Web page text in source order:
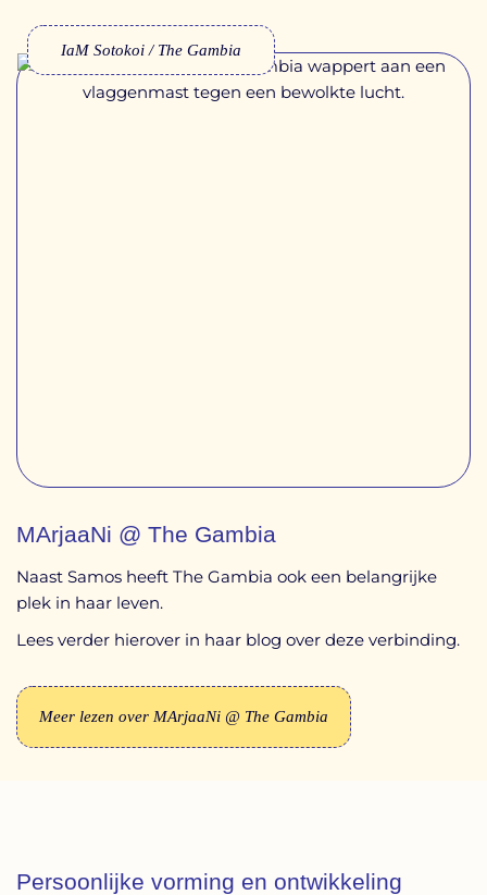
IaM Sotokoi / The Gambia
MArjaaNi @ The Gambia
Naast Samos heeft The Gambia ook een belangrijke
plek in haar leven.
Lees verder hierover in haar blog over deze verbinding.
Meer lezen over MArjaaNi @ The Gambia
Persoonlijke vorming en ontwikkeling